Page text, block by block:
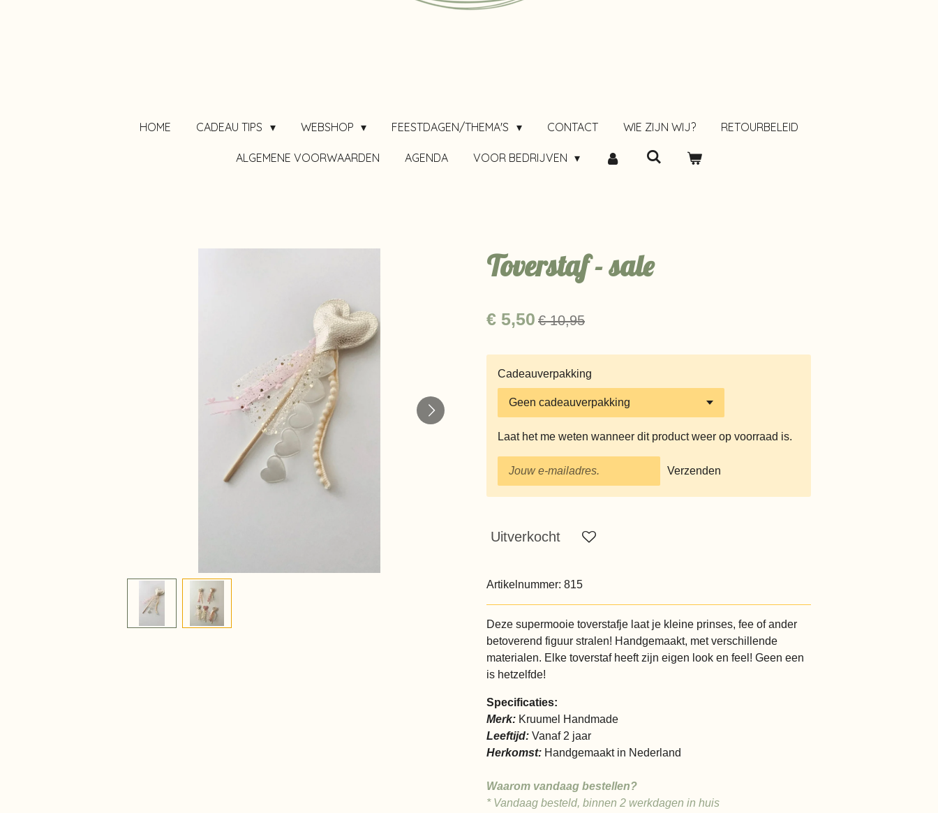
HOME CADEAU TIPS WEBSHOP FEESTDAGEN/THEMA'S CONTACT WIE ZIJN WIJ? RETOURBELEID
ALGEMENE VOORWAARDEN AGENDA VOOR BEDRIJVEN
Toverstaf - sale
€ 5,50 € 10,95
Cadeauverpakking
Laat het me weten wanneer dit product weer op voorraad is.
Verzenden
Uitverkocht
Artikelnummer: 815
Deze supermooie toverstafje laat je kleine prinses, fee of ander
betoverend figuur stralen! Handgemaakt, met verschillende
materialen. Elke toverstaf heeft zijn eigen look en feel! Geen een
is hetzelfde!
Specificaties:
Merk: Kruumel Handmade
Leeftijd: Vanaf 2 jaar
Herkomst: Handgemaakt in Nederland
Waarom vandaag bestellen?
* Vandaag besteld, binnen 2 werkdagen in huis